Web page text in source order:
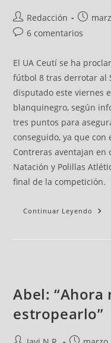
Redacción
6 comentarios
El UA Ceutí se ha
fútbol 8 tras derrotar al
disputado este viernes
blanquinegro, según
tres puntos para
conseguido, ya que con
Contreras aventajan en
Natación y Polillas
final de la competición.
Continuar Leyendo
Abel: “Ahora
estropearlo”